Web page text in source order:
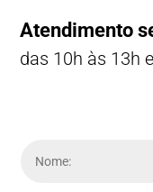
Atendimento
das 10h às 13h